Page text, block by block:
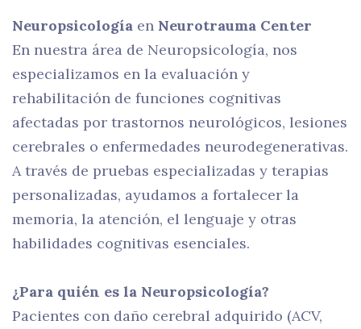
Neuropsicología en Neurotrauma Center
En nuestra área de Neuropsicología, nos
especializamos en la evaluación y
rehabilitación de funciones cognitivas
afectadas por trastornos neurológicos, lesiones
cerebrales o enfermedades neurodegenerativas.
A través de pruebas especializadas y terapias
personalizadas, ayudamos a fortalecer la
memoria, la atención, el lenguaje y otras
habilidades cognitivas esenciales.
¿Para quién es la Neuropsicología?
Pacientes con daño cerebral adquirido (ACV,